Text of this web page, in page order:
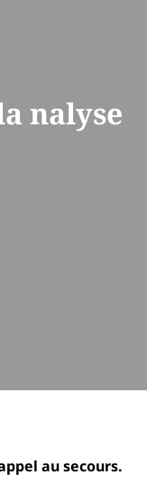
nalyse
au secours.